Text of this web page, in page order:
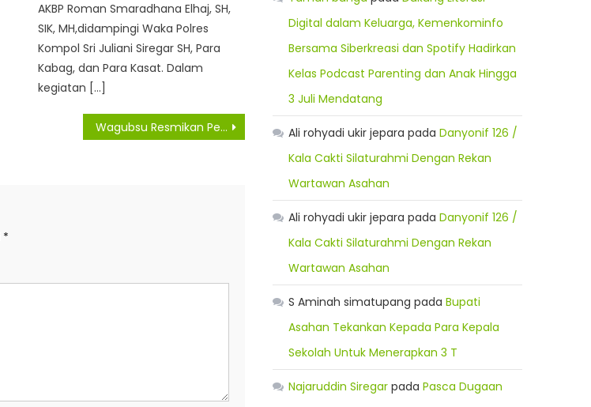
AKBP Roman Smaradhana Elhaj, SH,
SIK, MH,didampingi Waka Polres
Kompol Sri Juliani Siregar SH, Para
Kabag, dan Para Kasat. Dalam
kegiatan […]
Wagubsu Resmikan Pembangunan Masjid Nurul Iman Sibolga
*
Digital dalam Keluarga, Kemenkominfo
Bersama Siberkreasi dan Spotify Hadirkan
Kelas Podcast Parenting dan Anak Hingga
3 Juli Mendatang
Ali rohyadi ukir jepara padaDanyonif 126 /
Kala Cakti Silaturahmi Dengan Rekan
Wartawan Asahan
Ali rohyadi ukir jepara padaDanyonif 126 /
Kala Cakti Silaturahmi Dengan Rekan
Wartawan Asahan
S Aminah simatupang padaBupati
Asahan Tekankan Kepada Para Kepala
Sekolah Untuk Menerapkan 3 T
Najaruddin Siregar padaPasca Dugaan